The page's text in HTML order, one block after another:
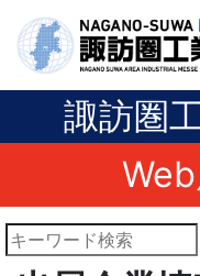
諏訪圏